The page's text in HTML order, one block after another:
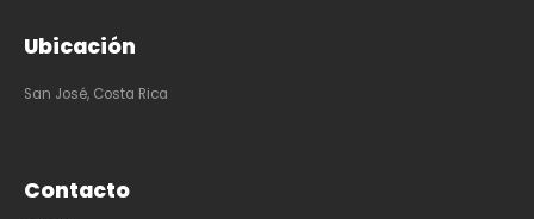
Ubicación
San José, Costa Rica
Contacto